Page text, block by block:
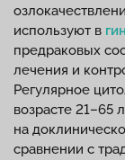
используют в
предраковых
лечения и
Регулярное
возрасте 21–65
на
сравнении с